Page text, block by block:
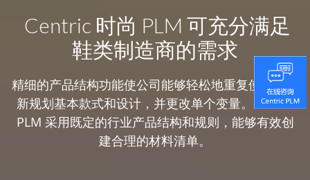
Centric 时尚 PLM 可充分满足
鞋类制造商的需求
精细的产品结构功能使公司能够轻松地重复使用和重
新规划基本款式和设计，并更改单个变量。Centric
PLM 采用既定的行业产品结构和规则，能够有效创
建合理的材料清单。